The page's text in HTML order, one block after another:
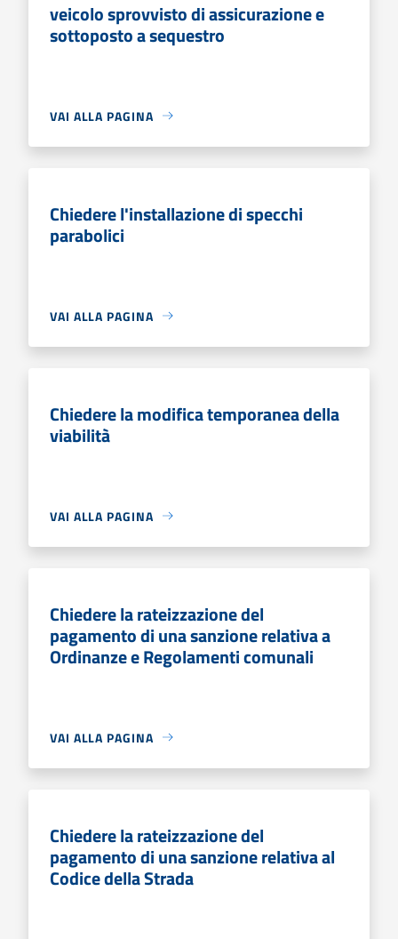
veicolo sprovvisto di assicurazione e
sottoposto a sequestro
VAI ALLA PAGINA
Chiedere l'installazione di specchi
parabolici
VAI ALLA PAGINA
Chiedere la modifica temporanea della
viabilità
VAI ALLA PAGINA
Chiedere la rateizzazione del
pagamento di una sanzione relativa a
Ordinanze e Regolamenti comunali
VAI ALLA PAGINA
Chiedere la rateizzazione del
pagamento di una sanzione relativa al
Codice della Strada